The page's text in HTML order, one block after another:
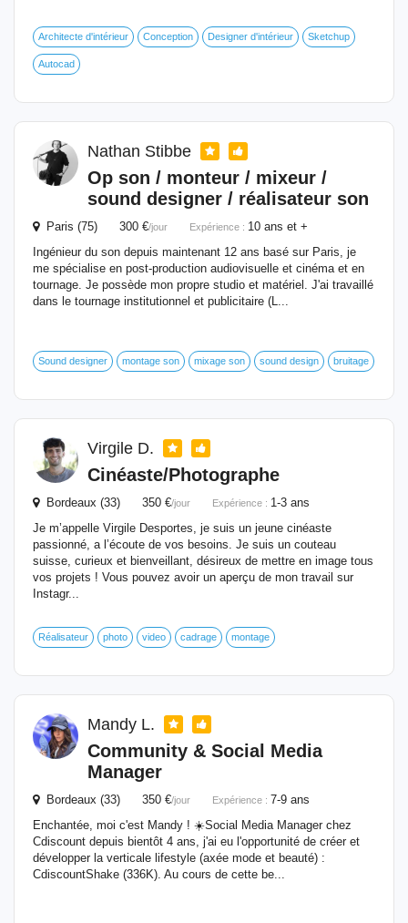
Architecte d'intérieur Conception Designer d'intérieur Sketchup
Autocad
Nathan Stibbe
Op son / monteur / mixeur /
sound designer / réalisateur son
Paris (75) 300 €/jour Expérience : 10 ans et +
Ingénieur du son depuis maintenant 12 ans basé sur Paris, je
me spécialise en post-production audiovisuelle et cinéma et en
tournage. Je possède mon propre studio et matériel. J'ai travaillé
dans le tournage institutionnel et publicitaire (L...
Sound designer montage son mixage son sound design bruitage
Virgile D.
Cinéaste/Photographe
Bordeaux (33) 350 €/jour Expérience : 1-3 ans
Je m’appelle Virgile Desportes, je suis un jeune cinéaste
passionné, a l’écoute de vos besoins. Je suis un couteau
suisse, curieux et bienveillant, désireux de mettre en image tous
vos projets ! Vous pouvez avoir un aperçu de mon travail sur
Instagr...
Réalisateur photo video cadrage montage
Mandy L.
Community & Social Media
Manager
Bordeaux (33) 350 €/jour Expérience : 7-9 ans
Enchantée, moi c'est Mandy ! ☀️​ Social Media Manager chez
Cdiscount depuis bientôt 4 ans, j'ai eu l'opportunité de créer et
développer la verticale lifestyle (axée mode et beauté) :
CdiscountShake (336K). Au cours de cette be...